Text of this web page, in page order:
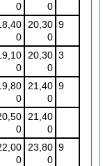
0
0
0
20,30
0
9
0
20,30
0
3
0
21,40
0
9
0
21,40
0
0
23,80
0
9